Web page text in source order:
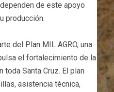
de este apoyo
producción.
del Plan MIL AGRO, una
el fortalecimiento de la
Santa Cruz. El plan
asistencia técnica,